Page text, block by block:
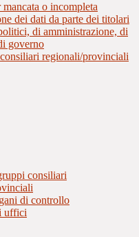
mancata o incompleta
dei dati da parte dei titolari
di amministrazione, di
governo
regionali/provinciali
consiliari
di controllo
uffici